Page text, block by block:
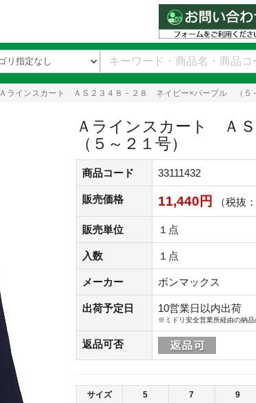
Ａラインスカート ＡＳ２３４８－２８ ネイビー×パープル （５
Ａラインスカート Ａ
（５～２１号）
商品コード 33111432
販売価格 11,440円 （税抜
販売単位 １点
入数 １点
メーカー ボンマックス
出荷予定日 10営業日以内出荷
※ミドリ安全営業所経由の納品
返品可否
サイズ 5 7 9